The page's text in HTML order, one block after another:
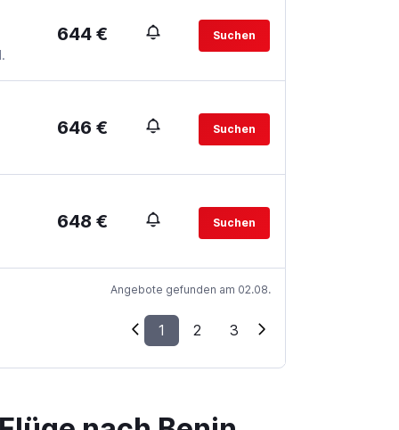
644 € Suchen
646 € Suchen
648 € Suchen
Angebote gefunden am 02.08.
1 2 3